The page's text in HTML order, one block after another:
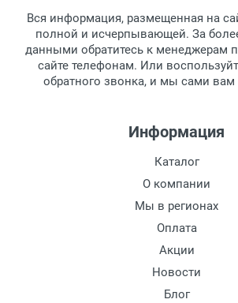
Материал линзы:
Материал оправы:
Материал дужки:
Цвет оправы:
Перечисление средств на
товара.
Для получения
обязательно иметь паспорт.
Заказ необходимо
рабочих дней с момента
дополнительных
Доставляем товар по
Сдэк до ближайшего к
Доставка транспортными
Вся информация, размещенная на
полной и исчерпывающей. За
данными обратитесь к менеджерам
сайте телефонам. Или
обратного звонка, и мы сами
Информация
Каталог
О компании
Мы в регионах
Оплата
Акции
Новости
Блог